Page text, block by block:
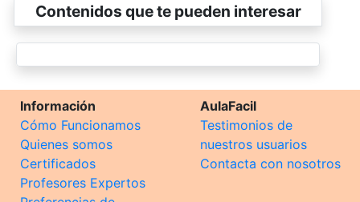
Contenidos que te pueden interesar
Información
Cómo Funcionamos
Quienes somos
Certificados
Profesores Expertos
AulaFacil
Testimonios de
nuestros usuarios
Contacta con nosotros